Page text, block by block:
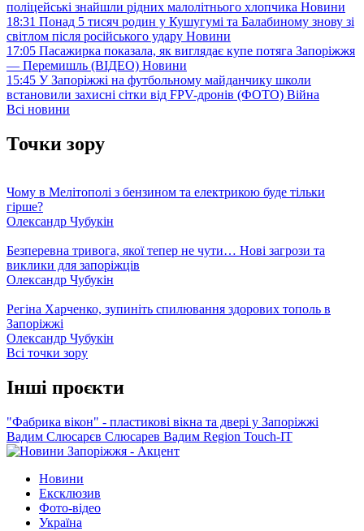
поліцейські знайшли рідних малолітнього хлопчика Новини
18:31 Понад 5 тисяч родин у Кушугумі та Балабиному знову зі
світлом після російського удару Новини
17:05 Пасажирка показала, як виглядає купе потяга Запоріжжя
— Перемишль (ВІДЕО) Новини
15:45 У Запоріжжі на футбольному майданчику школи
встановили захисні сітки від FPV-дронів (ФОТО) Війна
Всі новини
Точки зору
Чому в Мелітополі з бензином та електрикою буде тільки
гірше?
Олександр Чубукін
Безперевна тривога, якої тепер не чути… Нові загрози та
виклики для запоріжців
Олександр Чубукін
Регіна Харченко, зупиніть спилювання здорових тополь в
Запоріжжі
Олександр Чубукін
Всі точки зору
Інші проєкти
"Фабрика вікон" - пластикові вікна та двері у Запоріжжі
Вадим Слюсарєв Слюсарев Вадим Region Touch-IT
Новини
Ексклюзив
Фото-відео
Україна